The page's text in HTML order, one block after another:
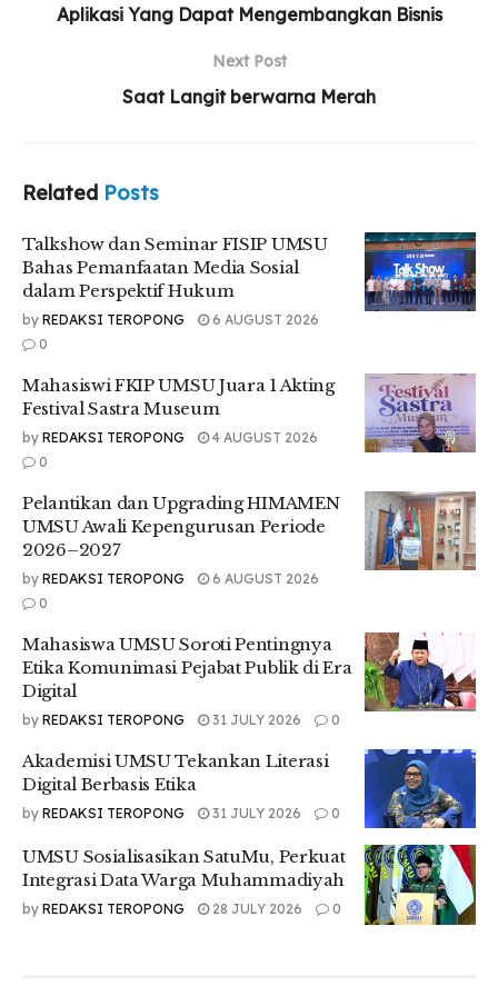
Hukum
Mahasiswi FKIP UMSU Juara 1 Akting Festival
Pelantikan dan Upgrading HIMAMEN UMSU
Turut hadir dalam acara, Wakil Dekan III FEB, Dr. Hasrudy
Tanjung, S.E., M.Si, perwakilan Pimpinan Cabang (PC) IMM
Medan, Jody Yusuf S.Ked, dan Master of Trainer atau
Pemateri, Muhammad Asyraf Al Kholis, serta dihadiri sekitar
38 peserta dari Mahasiswa FEB.
Ketua Umum (Ketum) IMM FEB, Fahmi Yasin mengatakan
tujuan dari DAD adalah melahirkan regenerasi kader bagi
komisariat.
kualitas kader IMM dan regenerasi kader juga dibutuhkan
untuk pergerakan roda organisasi,” ujarnya.
Selain itu, M. Farhan Sofianfri selaku Ketua Panitia
mengatakan alasan tema tersebut diangkat.
Aplikasi Yang Dapat Mengembangkan Bisnis
Next Post
Saat Langit berwarna Merah
Related Posts
Talkshow dan Seminar FISIP UMSU
Bahas Pemanfaatan Media Sosial
dalam Perspektif Hukum
by REDAKSI TEROPONG
6 AUGUST 2026
0
Mahasiswi FKIP UMSU Juara 1 Akting
Festival Sastra Museum
by REDAKSI TEROPONG
4 AUGUST 2026
0
Pelantikan dan Upgrading HIMAMEN
UMSU Awali Kepengurusan Periode
2026–2027
by REDAKSI TEROPONG
6 AUGUST 2026
0
Mahasiswa UMSU Soroti Pentingnya
Etika Komunimasi Pejabat Publik di Era
Digital
by REDAKSI TEROPONG 31 JULY 2026 0
Akademisi UMSU Tekankan Literasi
Digital Berbasis Etika
by REDAKSI TEROPONG 31 JULY 2026 0
UMSU Sosialisasikan SatuMu, Perkuat
Integrasi Data Warga Muhammadiyah
by REDAKSI TEROPONG 28 JULY 2026 0